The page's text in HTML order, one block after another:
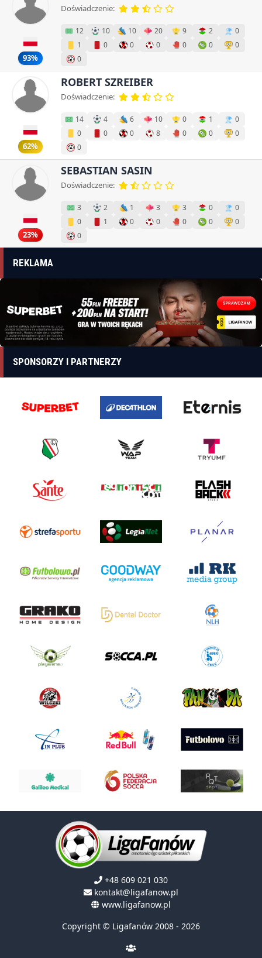
93%
Doświadczenie:
12 10 10 20 9 2
0
1
0 0 0 0 0
0
0
62%
ROBERT SZREIBER
Doświadczenie:
14 4 6 10 0 1
0
0
0 0 8 0 0
0
0
23%
SEBASTIAN SASIN
Doświadczenie:
3 2 1 3 3 0
0
0
1 0 0 0 0
0
0
REKLAMA
+48 609 021 030
kontakt@ligafanow.pl
www.ligafanow.pl
Copyright © Ligafanów 2008 - 2026